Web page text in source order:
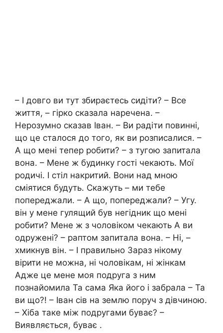
– І довго ви тут збираєтесь сидіти? – Все
життя, – гірко сказала наречена. –
Нерозумно сказав Іван. – Ви радіти повинні,
що це сталося до того, як ви розписалися. –
А що мені тепер робити? – з тугою запитала
вона. – Мене ж будинку гості чекають. Мої
родичі. І стіл накритий. Вони над мною
сміятися будуть. Скажуть – ми тебе
попереджали. – А що, попереджали? – Угу.
він у мене гулящий був негідник що мені
робити? Мене ж з чоловіком чекають А ви
одружені? – раптом запитала вона. – Ні, –
хмикнув він. – І правильно Зараз нікому
вірити не можна, ні чоловікам, ні жінкам
Адже це мене моя подруга з ним
познайомила Та сама Яка його і забрала – Та
ви що?! – Іван сів на землю поруч з дівчиною.
– Хіба таке між подругами буває? –
Виявляється, буває .